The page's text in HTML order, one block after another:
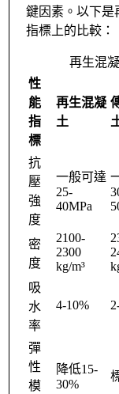
鍵因素。以下是
指標上的比較：
再生混
性
能
指
標
再生混凝
土
抗
壓
強
度
一般可達
25-
40MPa
密
度
2100-
2300
kg/m³
吸
水
率
4-10%
彈
性
模
降低15-
30%